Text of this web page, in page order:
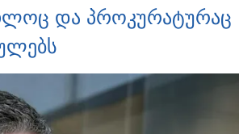
და პროკურატურაც